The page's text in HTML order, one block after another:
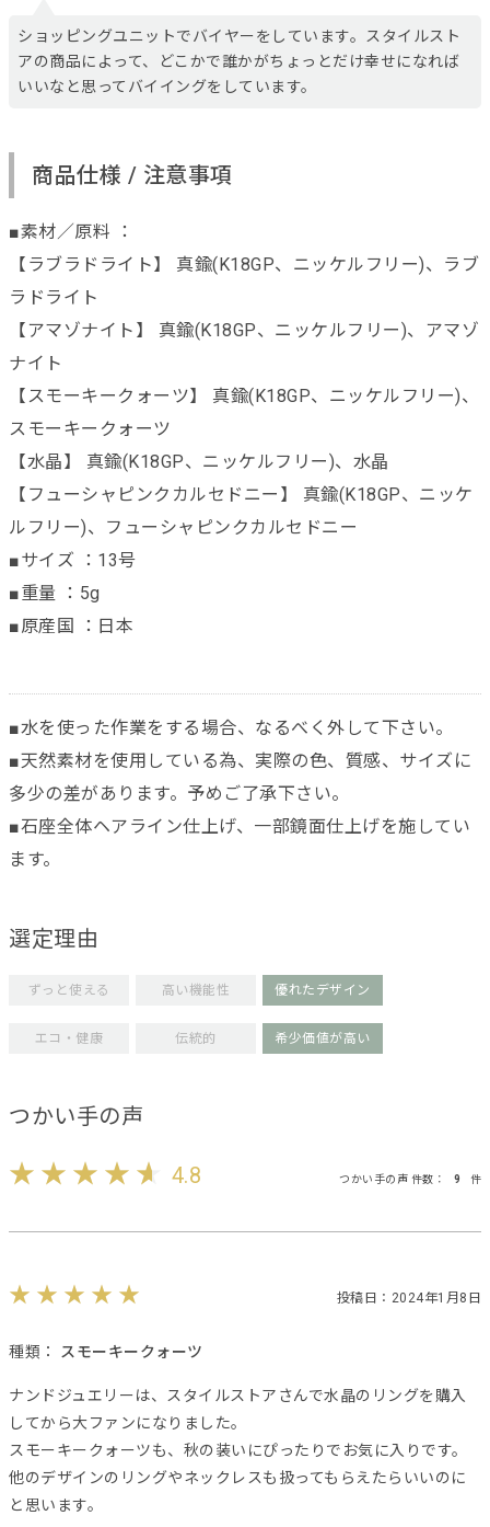
ショッピングユニットでバイヤーをしています。スタイルスト
アの商品によって、どこかで誰かがちょっとだけ幸せになれば
いいなと思ってバイイングをしています。
商品仕様 / 注意事項
■素材／原料 ：
【ラブラドライト】 真鍮(K18GP、ニッケルフリー)、ラブ
ラドライト
【アマゾナイト】 真鍮(K18GP、ニッケルフリー)、アマゾ
ナイト
【スモーキークォーツ】 真鍮(K18GP、ニッケルフリー)、
スモーキークォーツ
【水晶】 真鍮(K18GP、ニッケルフリー)、水晶
【フューシャピンクカルセドニー】 真鍮(K18GP、ニッケ
ルフリー)、フューシャピンクカルセドニー
■サイズ ：13号
■重量 ：5g
■原産国 ：日本
■水を使った作業をする場合、なるべく外して下さい。
■天然素材を使用している為、実際の色、質感、サイズに
多少の差があります。予めご了承下さい。
■石座全体ヘアライン仕上げ、一部鏡面仕上げを施してい
ます。
選定理由
ずっと使える 高い機能性 優れたデザイン
エコ・健康 伝統的 希少価値が高い
つかい手の声
4.8 つかい手の声 件数： 9 件
投稿日：2024年1月8日
種類： スモーキークォーツ
ナンドジュエリーは、スタイルストアさんで水晶のリングを購入
してから大ファンになりました。
スモーキークォーツも、秋の装いにぴったりでお気に入りです。
他のデザインのリングやネックレスも扱ってもらえたらいいのに
と思います。